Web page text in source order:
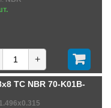
+
TC NBR 70-K01B-